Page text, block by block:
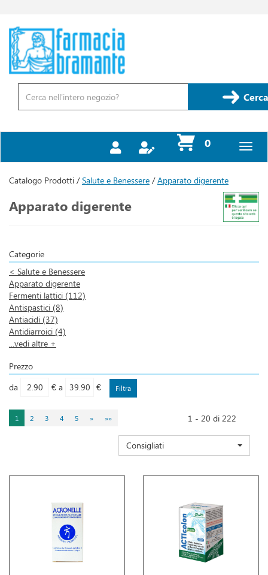
contenuto
principale
Farmacia
Bramante
Prodotto
0prodotti
inseriti
Catalogo Prodotti /Salute e Benessere /Apparato digerente
Apparato digerente
Categorie
< Salute e Benessere
Apparato digerente
Fermenti lattici (112)
Antispastici (8)
Antiacidi (37)
Antidiarroici (4)
...vedi altre +
Prezzo
filtra
da €
filtra
a €
1 2 3 4 5 » »» 1 - 20 di 222
Consigliati